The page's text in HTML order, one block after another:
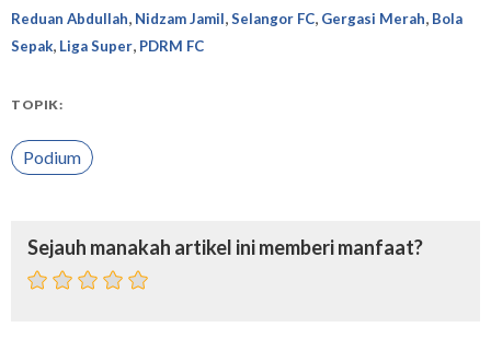
Reduan Abdullah Nidzam Jamil Selangor FC Gergasi Merah Bola
Sepak Liga Super PDRM FC
TOPIK:
Podium
Sejauh manakah artikel ini memberi manfaat?